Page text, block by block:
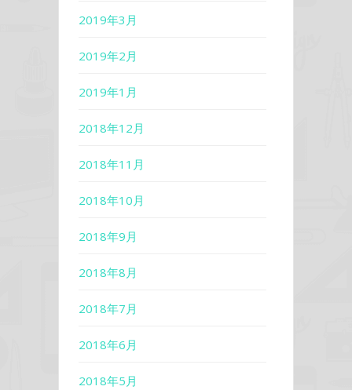
2019年3月
2019年2月
2019年1月
2018年12月
2018年11月
2018年10月
2018年9月
2018年8月
2018年7月
2018年6月
2018年5月